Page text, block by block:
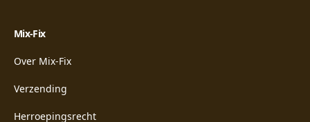
Mix-Fix
Over Mix-Fix
Verzending
Herroepingsrecht